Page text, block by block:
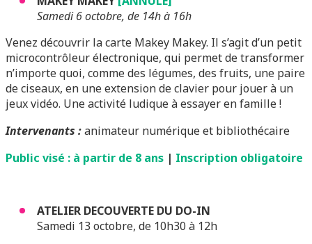
Samedi 6 octobre, de 14h à 16h
Venez découvrir la carte Makey Makey. Il s’agit d’un petit
microcontrôleur électronique, qui permet de transformer
n’importe quoi, comme des légumes, des fruits, une paire
de ciseaux, en une extension de clavier pour jouer à un
jeux vidéo. Une activité ludique à essayer en famille !
Intervenants :animateur numérique et bibliothécaire
Public visé : à partir de 8 ans | Inscription obligatoire
ATELIER DECOUVERTE DU DO-IN
Samedi 13 octobre, de 10h30 à 12h